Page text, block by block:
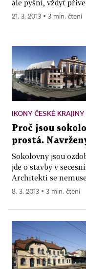
ale pyšní, vždyť
21. 3. 2013 ▪ 3 min. čtení
IKONY ČESKÉ KRAJINY
Proč jsou
prostá.
Sokolovny jsou
jde o stavby v
Architekti se
8. 3. 2013 ▪ 3 min. čtení